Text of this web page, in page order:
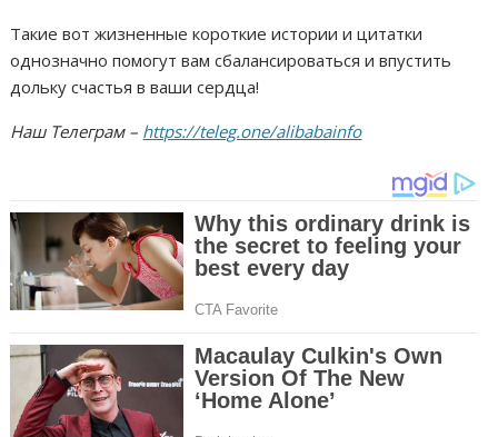
Такие вот жизненные короткие истории и цитатки
однозначно помогут вам сбалансироваться и впустить
дольку счастья в ваши сердца!
Наш Телеграм – https://teleg.one/alibabainfo